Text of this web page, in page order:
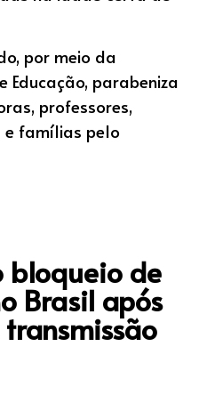
por meio da
Educação, parabeniza
professores,
e famílias pelo
bloqueio de
Brasil após